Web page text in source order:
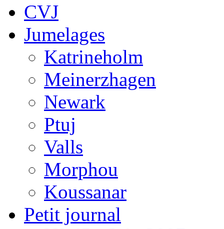
CVJ
Jumelages
Katrineholm
Meinerzhagen
Newark
Ptuj
Valls
Morphou
Koussanar
Petit journal